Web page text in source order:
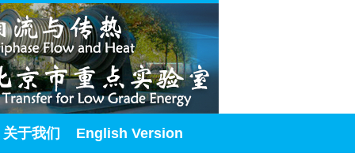
关于我们 English Version